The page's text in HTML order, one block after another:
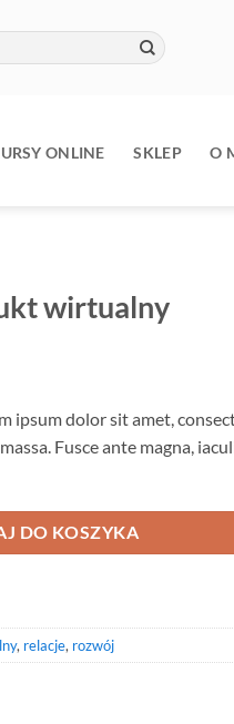
ONLINE SKLEP O
wirtualny
ipsum dolor sit amet,
Fusce ante magna,
DO KOSZYKA
, relacje, rozwój